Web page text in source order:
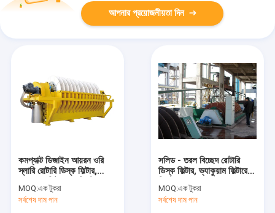
আপনার প্রয়োজনীয়তা দিন
কমপ্যাক্ট ডিজাইন আয়রন ওরি
স্লারি রোটারি ডিস্ক ফিল্টার,
MOQ:এক টুকরা
সর্বশেষ দাম পান
সলিড - তরল বিচ্ছেদ রোটারি
ডিস্ক ফিল্টার, ভ্যাকুয়াম ফিল্টারেশন
MOQ:এক টুকরা
সর্বশেষ দাম পান